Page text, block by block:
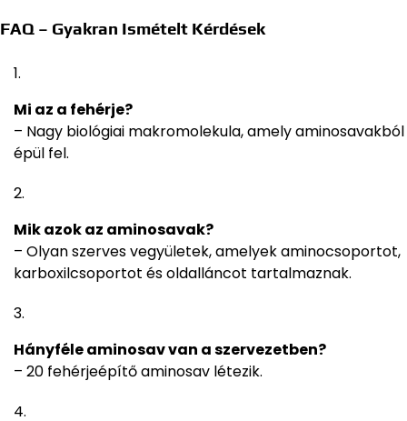
FAQ – Gyakran Ismételt Kérdések
Mi az a fehérje?
– Nagy biológiai makromolekula, amely aminosavakból
épül fel.
Mik azok az aminosavak?
– Olyan szerves vegyületek, amelyek aminocsoportot,
karboxilcsoportot és oldalláncot tartalmaznak.
Hányféle aminosav van a szervezetben?
– 20 fehérjeépítő aminosav létezik.